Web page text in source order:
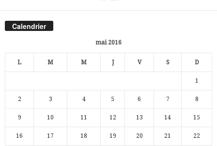
Calendrier
mai 2016
L M M J V S D
1
2 3 4 5 6 7 8
9 10 11 12 13 14 15
16 17 18 19 20 21 22